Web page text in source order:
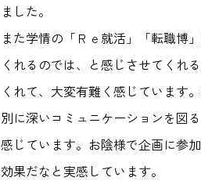
ました。
また学情の「Ｒｅ就活」「転職博
くれるのでは、と感じさせてくれ
くれて、大変有難く感じています
別に深いコミュニケーションを図
感じています。お陰様で企画に参
効果だなと実感しています。